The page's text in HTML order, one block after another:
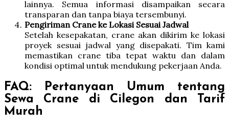
lainnya. Semua informasi disampaikan secara
transparan dan tanpa biaya tersembunyi.
Pengiriman Crane ke Lokasi Sesuai Jadwal
Setelah kesepakatan, crane akan dikirim ke lokasi
proyek sesuai jadwal yang disepakati. Tim kami
memastikan crane tiba tepat waktu dan dalam
kondisi optimal untuk mendukung pekerjaan Anda.
FAQ: Pertanyaan Umum tentang
Sewa Crane di Cilegon dan Tarif
Murah